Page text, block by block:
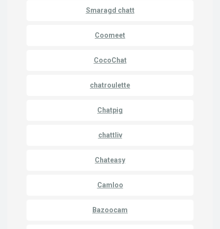
Smaragd chatt
Coomeet
CocoChat
chatroulette
Chatpig
chattliv
Chateasy
Camloo
Bazoocam